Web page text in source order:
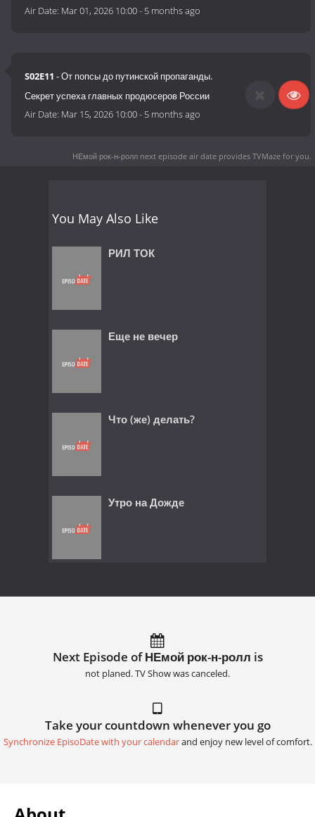
Air Date: Mar 01, 2026 10:00- 5 months ago
S02E11 - От попсы до путинской пропаганды.
Секрет успеха главных продюсеров России
Air Date: Mar 15, 2026 10:00- 5 months ago
НЕмой рок-н-ролл next episode air date provides TVMaze for you.
You May Also Like
РИЛ ТОК
Еще не вечер
Что (же) делать?
Утро на Дожде
Next Episode of НЕмой рок-н-ролл is
not planed. TV Show was canceled.
Take your countdown whenever you go
Synchronize EpisoDate with your calendarand enjoy new level of comfort.